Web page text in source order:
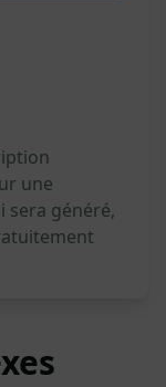
une
sera généré,